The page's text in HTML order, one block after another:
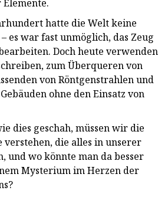
hatte die Welt keine
es war fast unmöglich, das Zeug
Doch heute verwenden
zum Überqueren von
von Röntgenstrahlen und
ohne den Einsatz von
dies geschah, müssen wir die
die alles in unserer
und wo könnte man da besser
Mysterium im Herzen der